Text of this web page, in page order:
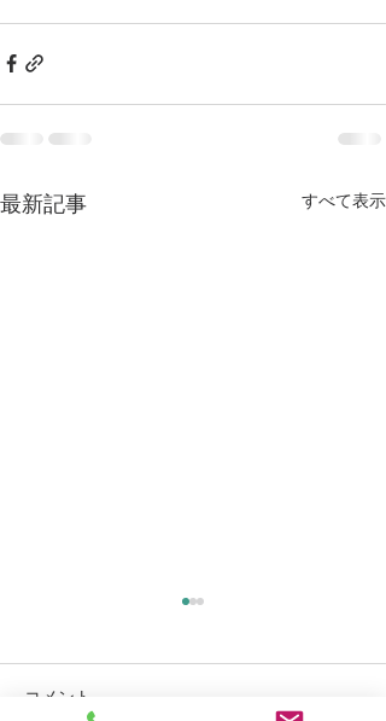
最新記事 すべて表示
コメント